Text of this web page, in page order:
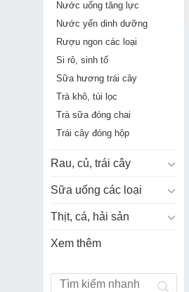
Nước uống tăng lực
Nước yến dinh dưỡng
Rượu ngon các loại
Si rô, sinh tố
Sữa hương trái cây
Trà khô, túi lọc
Trà sữa đóng chai
Trái cây đóng hộp
Rau, củ, trái cây
Sữa uống các loại
Thịt, cá, hải sản
Xem thêm